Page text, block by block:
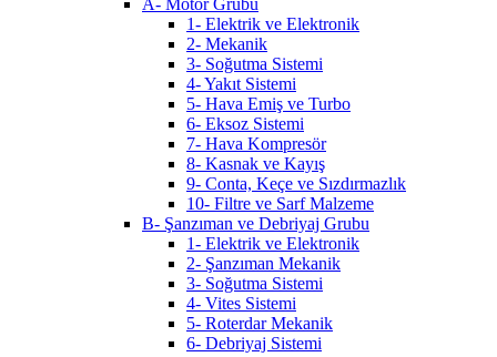
A- Motor Grubu
1- Elektrik ve Elektronik
2- Mekanik
3- Soğutma Sistemi
4- Yakıt Sistemi
5- Hava Emiş ve Turbo
6- Eksoz Sistemi
7- Hava Kompresör
8- Kasnak ve Kayış
9- Conta, Keçe ve Sızdırmazlık
10- Filtre ve Sarf Malzeme
B- Şanzıman ve Debriyaj Grubu
1- Elektrik ve Elektronik
2- Şanzıman Mekanik
3- Soğutma Sistemi
4- Vites Sistemi
5- Roterdar Mekanik
6- Debriyaj Sistemi